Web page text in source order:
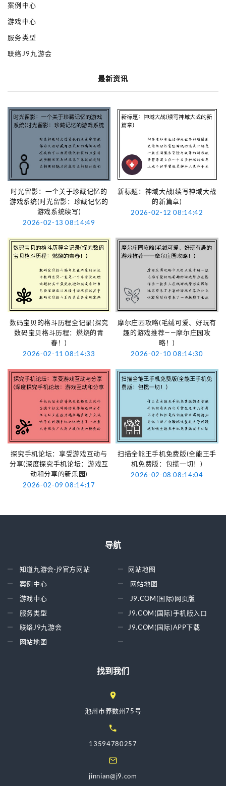
案例中心
游戏中心
服务类型
联络J9九游会
最新资讯
时光留影：一个关于珍藏记忆的
游戏系统(时光留影：珍藏记忆的
游戏系统续写)
2026-02-13 08:14:49
新标题：神域大战(续写神域大战
的新篇章)
2026-02-12 08:14:42
数码宝贝的格斗历程全记录(探究
数码宝贝格斗历程：燃烧的青
春！)
2026-02-11 08:14:33
摩尔庄园攻略(毛绒可爱、好玩有
趣的游戏推荐——摩尔庄园攻
略！)
2026-02-10 08:14:30
探究手机论坛：享受游戏互动与
分享(深度探究手机论坛：游戏互
动和分享的新乐园)
2026-02-09 08:14:17
扫描全能王手机免费版(全能王手
机免费版：包揽一切！)
2026-02-08 08:14:04
导航
知道九游会·j9官方网站
案例中心
游戏中心
服务类型
联络J9九游会
网站地图
网站地图
网站地图
J9.COM(国际)网页版
J9.COM(国际)手机版入口
J9.COM(国际)APP下载
找到我们
池州市养数州75号
13594780257
jinnian@j9.com